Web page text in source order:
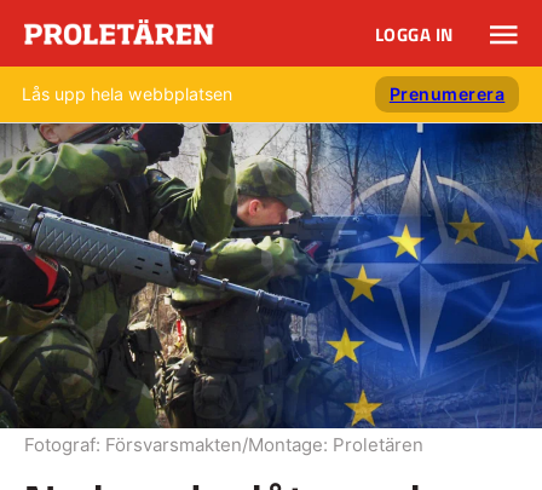
LOGGA IN
Lås upp hela webbplatsen Prenumerera
Fotograf: Försvarsmakten/Montage: Proletären